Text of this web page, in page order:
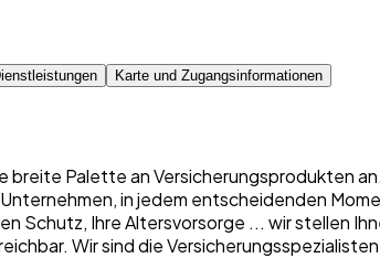
Karte und Zugangsinformationen
breite Palette an Versicherungsprodukten
in jedem entscheidenden
Schutz, Ihre Altersvorsorge ... wir stellen
Wir sind die